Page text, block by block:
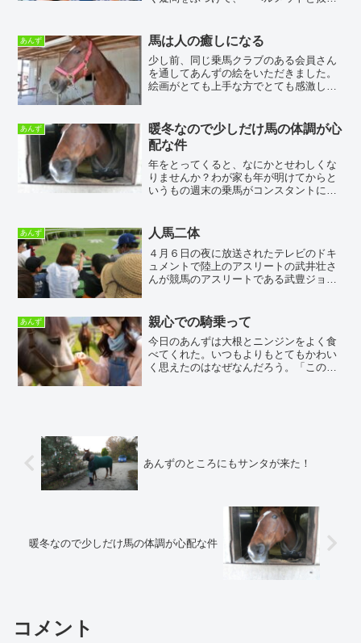
ポーツに比べて、抜け毛の人が多いとの
ことでした。ヘルメットと...
あんず 馬は人の癒しになる
少し前、同じ乗馬クラブのある会員さん
を通してあんずの絵をいただきました。
絵画がとても上手な方でとても感激して
やらポスターやら馬のカレンダーなど馬
だらけです(笑)当然のこ...
あんず
暖冬なので少しだけ馬の体調が心
配な件
年をとってくると、なにかとせわしくな
りませんか？わが家も年が明けてからと
いうもの週末の乗馬がコンスタントにで
ょうか？
あんず 人馬二体
４月６日の夜に放送されたテレビのドキ
ュメントで陸上のアスリートの武井壮さ
んが競馬のアスリートである武豊ジョッ
考になる言葉がいっぱいありました。そ
の中で「人馬二体」という...
あんず 親心での騎乗って
今日のあんずは大根とニンジンをよく食
べてくれた。いつもよりもとてもかわい
く思えたのはなぜなんだろう。「この
あんずのところにもサンタが来た！
暖冬なので少しだけ馬の体調が心配な件
コメント